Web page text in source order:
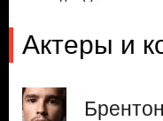
Актеры и